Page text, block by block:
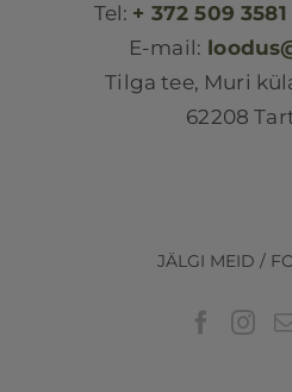
Tel: + 372 509 3581
E-mail:
Tilga tee, Muri
62208
JÄLGI MEID /